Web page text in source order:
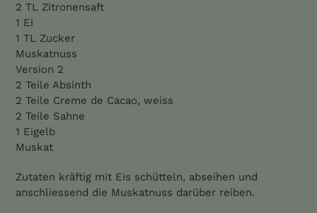
2 TL Zitronensaft
1 Ei
1 TL Zucker
Muskatnuss
Version 2
2 Teile Absinth
2 Teile Creme de Cacao, weiss
2 Teile Sahne
1 Eigelb
Muskat
Zutaten kräftig mit Eis schütteln, abseihen und
anschliessend die Muskatnuss darüber reiben.